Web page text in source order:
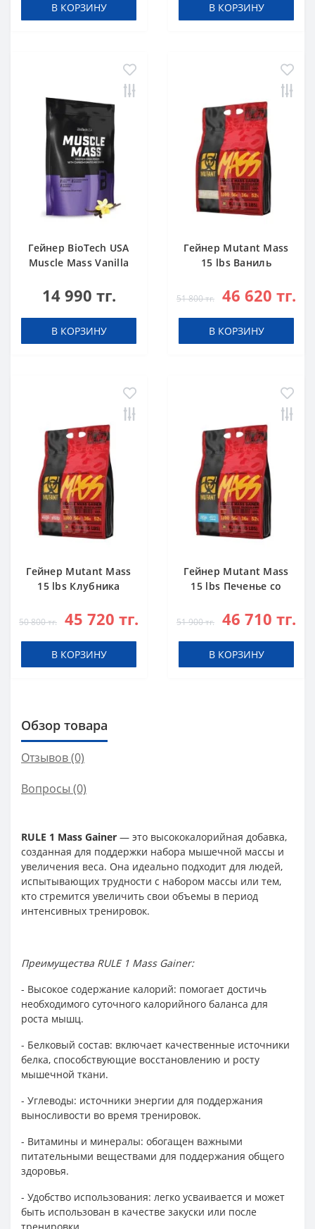
В КОРЗИНУ В КОРЗИНУ
Гейнер BioTech USA
Muscle Mass Vanilla
14 990 тг.
В КОРЗИНУ
Гейнер Mutant Mass
15 lbs Ваниль
51 800 тг. 46 620 тг.
В КОРЗИНУ
Гейнер Mutant Mass
15 lbs Клубника
50 800 тг. 45 720 тг.
В КОРЗИНУ
Гейнер Mutant Mass
15 lbs Печенье со
51 900 тг. 46 710 тг.
В КОРЗИНУ
Обзор товара
Отзывов (0)
Вопросы (0)
RULE 1 Mass Gainer — это высококалорийная добавка,
созданная для поддержки набора мышечной массы и
увеличения веса. Она идеально подходит для людей,
испытывающих трудности с набором массы или тем,
кто стремится увеличить свои объемы в период
интенсивных тренировок.
Преимущества RULE 1 Mass Gainer:
- Высокое содержание калорий: помогает достичь
необходимого суточного калорийного баланса для
роста мышц.
- Белковый состав: включает качественные источники
белка, способствующие восстановлению и росту
мышечной ткани.
- Углеводы: источники энергии для поддержания
выносливости во время тренировок.
- Витамины и минералы: обогащен важными
питательными веществами для поддержания общего
здоровья.
- Удобство использования: легко усваивается и может
быть использован в качестве закуски или после